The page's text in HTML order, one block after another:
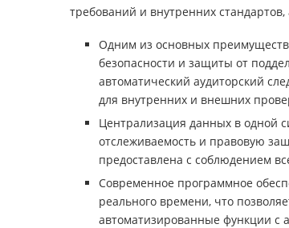
требований и внутренних
Одним из основных преимуществ
безопасности и защиты от
автоматический аудиторский
для внутренних и внешних
Централизация данных в одной
отслеживаемость и правовую
предоставлена с соблюдением
Современное программное
реального времени, что
автоматизированные функции с